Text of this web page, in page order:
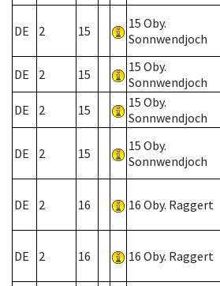
DE 2 15
15 Oby.
Sonnwendjoch
DE 2 15
15 Oby.
Sonnwendjoch
DE 2 15
15 Oby.
Sonnwendjoch
DE 2 15
15 Oby.
Sonnwendjoch
DE 2 16 16 Oby. Raggert
DE 2 16 16 Oby. Raggert